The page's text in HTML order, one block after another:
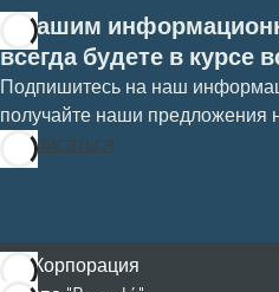
С нашим
всегда будете в курсе
Подпишитесь на наш
получайте наши предложения
Подписаться
Корпорация